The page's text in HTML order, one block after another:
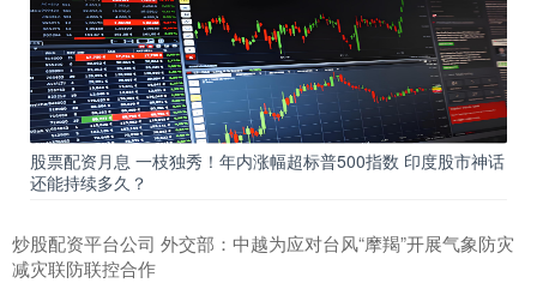
股票配资月息 一枝独秀！年内涨幅超标普500指数 印度股市神话
还能持续多久？
炒股配资平台公司 外交部：中越为应对台风“摩羯”开展气象防灾
减灾联防联控合作